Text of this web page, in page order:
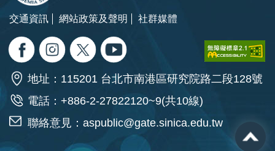
交通資訊 網站政策及聲明 社群媒體
地址：115201 台北市南港區研究院路二段128號
電話：+886-2-27822120~9(共10線)
聯絡意見： aspublic@gate.sinica.edu.tw